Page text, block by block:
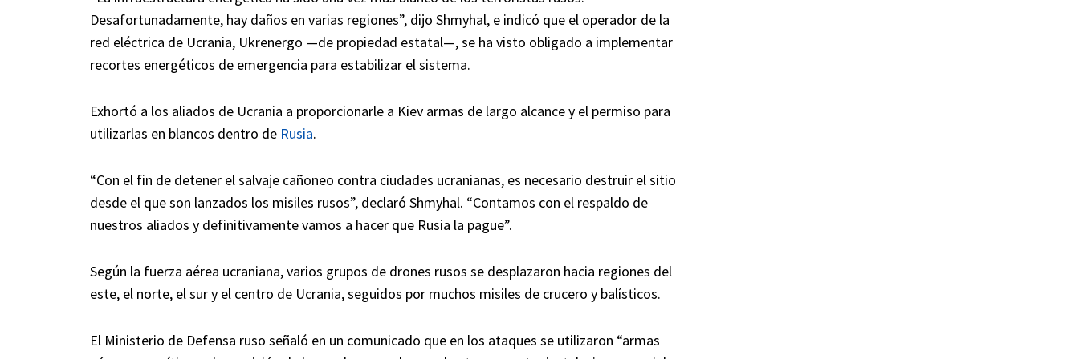
Desafortunadamente, hay daños en varias regiones”, dijo Shmyhal, e indicó que el operador de la
red eléctrica de Ucrania, Ukrenergo —de propiedad estatal—, se ha visto obligado a implementar
recortes energéticos de emergencia para estabilizar el sistema.
Exhortó a los aliados de Ucrania a proporcionarle a Kiev armas de largo alcance y el permiso para
utilizarlas en blancos dentro de Rusia.
“Con el fin de detener el salvaje cañoneo contra ciudades ucranianas, es necesario destruir el sitio
desde el que son lanzados los misiles rusos”, declaró Shmyhal. “Contamos con el respaldo de
nuestros aliados y definitivamente vamos a hacer que Rusia la pague”.
Según la fuerza aérea ucraniana, varios grupos de drones rusos se desplazaron hacia regiones del
este, el norte, el sur y el centro de Ucrania, seguidos por muchos misiles de crucero y balísticos.
El Ministerio de Defensa ruso señaló en un comunicado que en los ataques se utilizaron “armas